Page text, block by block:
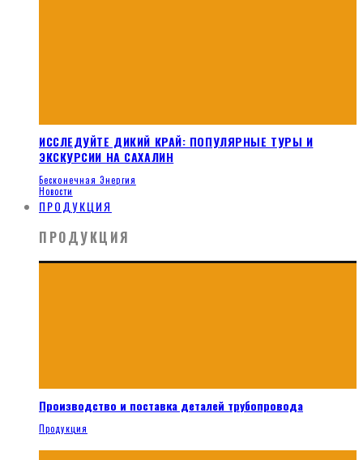
ИССЛЕДУЙТЕ ДИКИЙ КРАЙ: ПОПУЛЯРНЫЕ ТУРЫ И
ЭКСКУРСИИ НА САХАЛИН
Бесконечная Энергия
Новости
ПРОДУКЦИЯ
ПРОДУКЦИЯ
Производство и поставка деталей трубопровода
Продукция